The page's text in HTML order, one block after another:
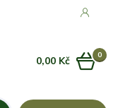
0
0,00 Kč